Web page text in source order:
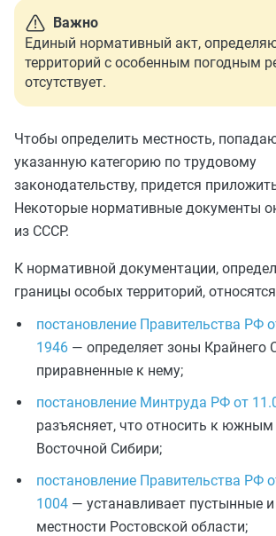
Важно
Единый нормативный акт,
территорий с особенным погодным
отсутствует.
Чтобы определить местность,
указанную категорию по трудовому
законодательству, придется
Некоторые нормативные документы
из СССР.
К нормативной документации,
границы особых территорий,
постановление Правительства РФ
1946 — определяет зоны Крайнего
приравненные к нему;
постановление Минтруда РФ от
разъясняет, что относить к
Восточной Сибири;
постановление Правительства РФ
1004 — устанавливает пустынные
местности Ростовской области;